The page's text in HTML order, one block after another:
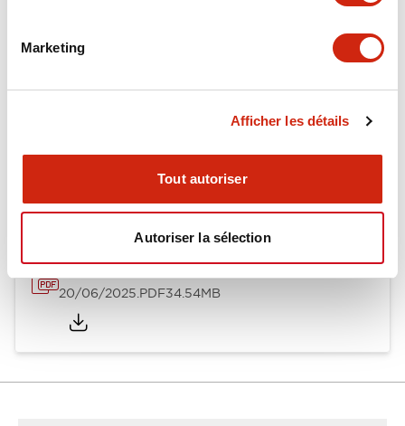
Marketing
Afficher les détails
Tout autoriser
Autoriser la sélection
SAPEN01A-D005D058-X.pdf
.PDF2.94MB
EP1818-4-XA-XW EMEA
20/06/2025.PDF34.54MB